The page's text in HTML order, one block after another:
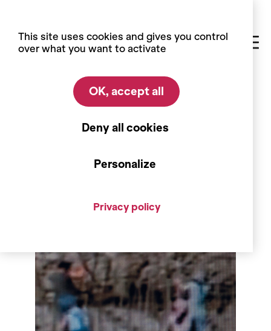
Exhibitions
Past exhibitions
This site uses cookies and gives you control
over what you want to activate
OK, accept all
Deny all cookies
Personalize
Privacy policy